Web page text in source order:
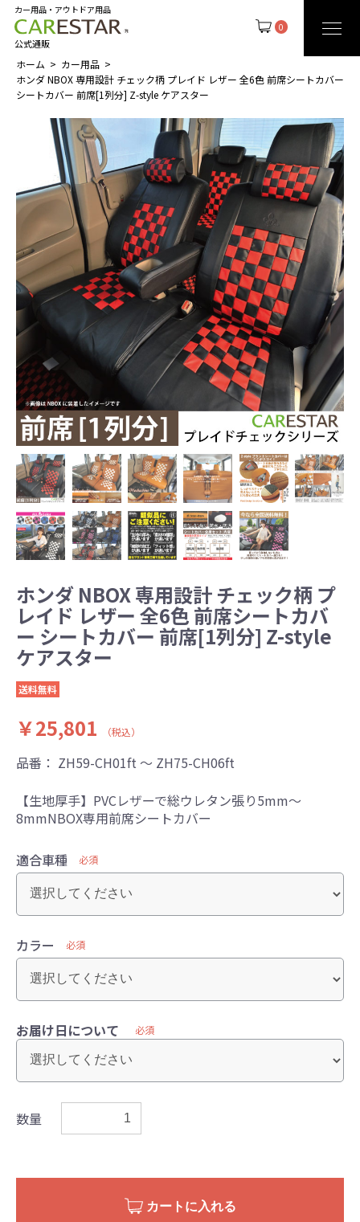
0
カー用品・アウトドア用品
公式通販
ホーム
カー用品
ホンダ NBOX 専用設計 チェック柄 プレイド レザー 全6色 前席シートカバー
シートカバー 前席[1列分] Z-style ケアスター
ホンダ NBOX 専用設計 チェック柄 プ
レイド レザー 全6色 前席シートカバ
ー シートカバー 前席[1列分] Z-style
ケアスター
送料無料
￥25,801 （税込）
品番： ZH59-CH01ft ～ ZH75-CH06ft
【生地厚手】PVCレザーで総ウレタン張り5mm～
8mmNBOX専用前席シートカバー
適合車種 必須
カラー 必須
お届け日について 必須
数量
カートに入れる